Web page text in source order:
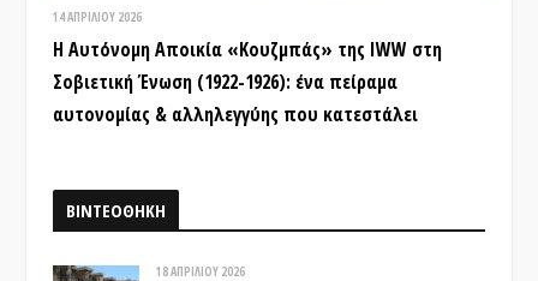
14 ΑΠΡΙΛΊΟΥ 2026
Η Αυτόνομη Αποικία «Κουζμπάς» της IWW στη
Σοβιετική Ένωση (1922-1926): ένα πείραμα
αυτονομίας & αλληλεγγύης που κατεστάλει
ΒΙΝΤΕΟΘΗΚΗ
18 ΑΠΡΙΛΊΟΥ 2026